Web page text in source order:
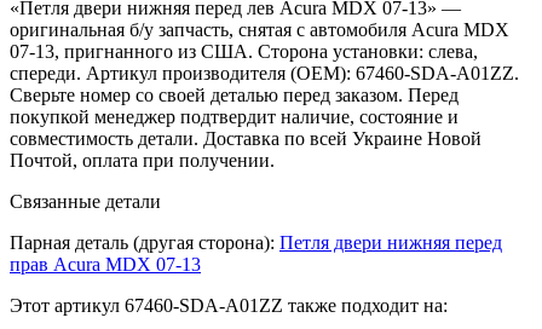
«Петля двери нижняя перед лев Acura MDX 07-13» —
оригинальная б/у запчасть, снятая с автомобиля Acura MDX
07-13, пригнанного из США. Сторона установки: слева,
спереди. Артикул производителя (OEM): 67460-SDA-A01ZZ.
Сверьте номер со своей деталью перед заказом. Перед
покупкой менеджер подтвердит наличие, состояние и
совместимость детали. Доставка по всей Украине Новой
Почтой, оплата при получении.
Связанные детали
Парная деталь (другая сторона): Петля двери нижняя перед
прав Acura MDX 07-13
Этот артикул 67460-SDA-A01ZZ также подходит на: